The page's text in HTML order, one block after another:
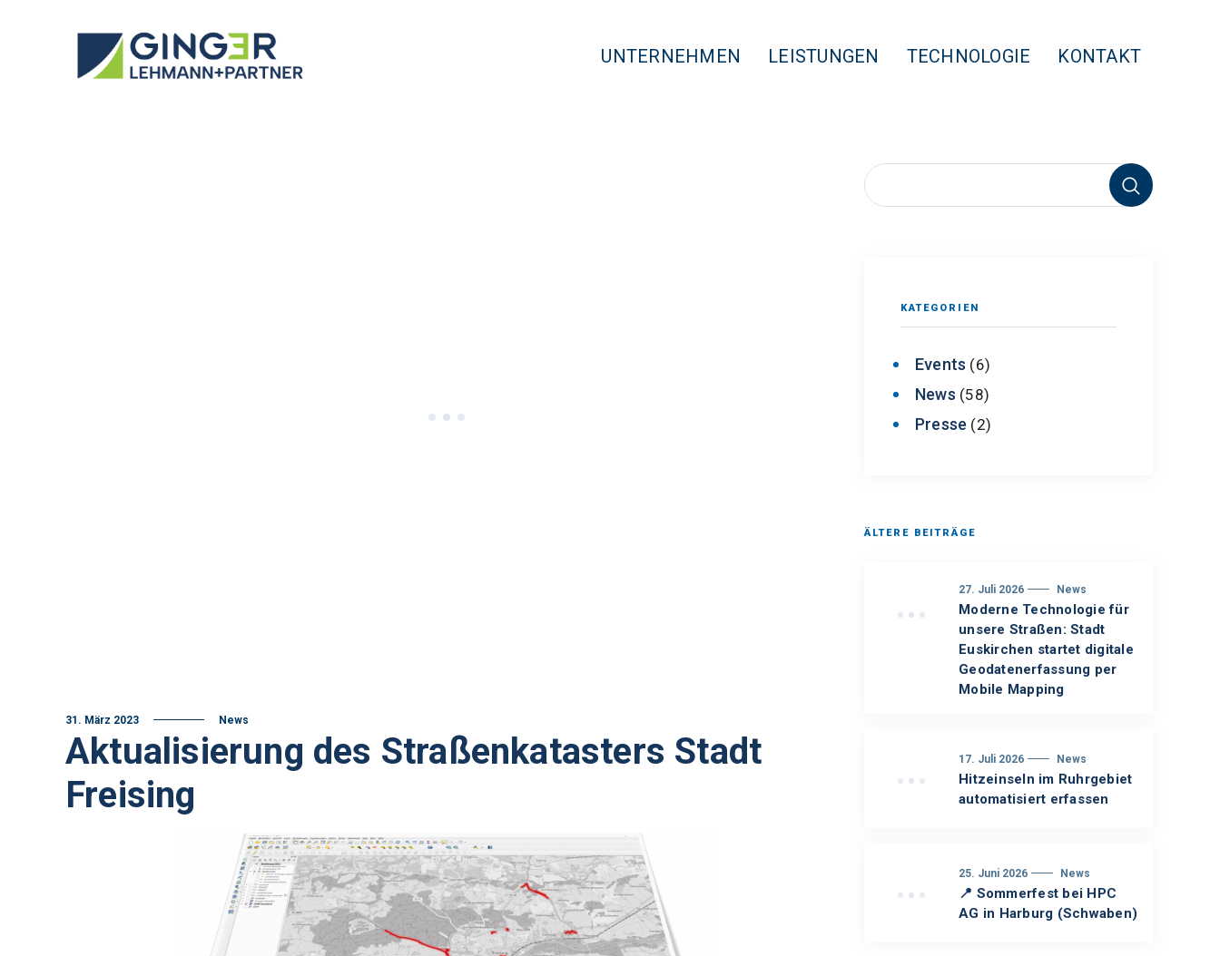
UNTERNEHMEN LEISTUNGEN TECHNOLOGIE KONTAKT
31. März 2023 News
Aktualisierung des Straßenkatasters Stadt
Freising
KATEGORIEN
Events (6)
News (58)
Presse (2)
ÄLTERE BEITRÄGE
27. Juli 2026 News
Moderne Technologie für
unsere Straßen: Stadt
Euskirchen startet digitale
Geodatenerfassung per
Mobile Mapping
17. Juli 2026 News
Hitzeinseln im Ruhrgebiet
automatisiert erfassen
25. Juni 2026 News
📍 Sommerfest bei HPC
AG in Harburg (Schwaben)